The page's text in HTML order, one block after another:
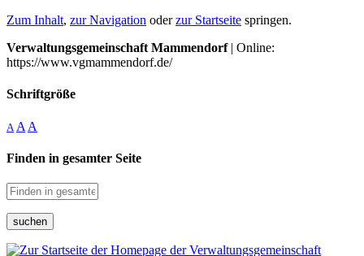
Zum Inhalt, zur Navigation oderzur Startseite springen.
Verwaltungsgemeinschaft Mammendorf| Online:
https://www.vgmammendorf.de/
Schriftgröße
A A A
Finden in gesamter Seite
suchen